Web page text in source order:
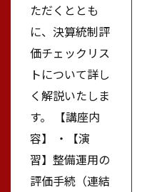
ただくととも
に、決算統制評
価チェックリス
トについて詳し
く解説いたしま
す。 【講座内
容】 ・【演
習】整備運用の
評価手続（連結